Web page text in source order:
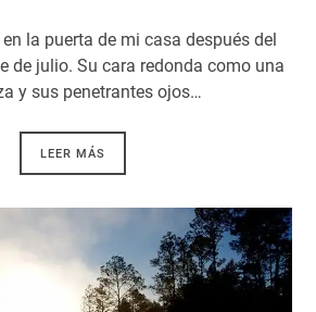
la puerta de mi casa después del
de julio. Su cara redonda como una
y sus penetrantes ojos…
LEER MÁS